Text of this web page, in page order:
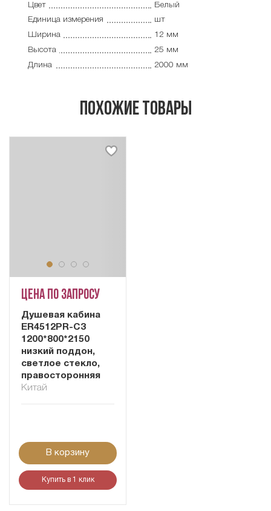
Цвет
Белый
Единица измерения
шт
Ширина
12 мм
Высота
25 мм
Длина
2000 мм
похожие товары
Цена по запросу
Душевая кабина
ER4512PR-C3
1200*800*2150
низкий поддон,
светлое стекло,
правосторонняя
Китай
В корзину
Купить в 1 клик